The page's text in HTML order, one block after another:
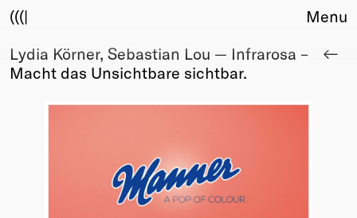
(((|
About
Club
Sponsors
Menu
Lydia Körner, Sebastian Lou — Infrarosa –
Macht das Unsichtbare sichtbar.